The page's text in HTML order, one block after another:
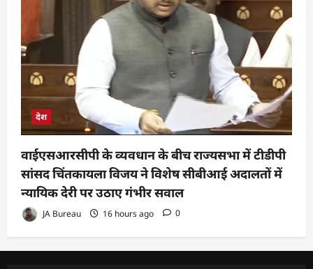
देश
वाईएसआरसीपी के व्यवधान के बीच राज्यसभा में टीडीपी
सांसद चिंतकायला विजय ने विशेष सीबीआई अदालतों में
न्यायिक देरी पर उठाए गंभीर सवाल
JA Bureau 16 hours ago 0